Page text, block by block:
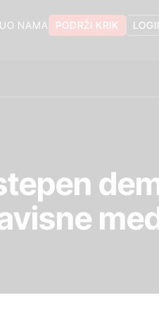
PODRŽI KRIK
O NAMA